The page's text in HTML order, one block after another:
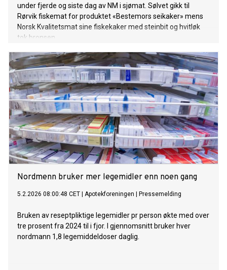
under fjerde og siste dag av NM i sjømat. Sølvet gikk til
Rørvik fiskemat for produktet «Bestemors seikaker» mens
Norsk Kvalitetsmat sine fiskekaker med steinbit og hvitløk
tok bronsen.
Nordmenn bruker mer legemidler enn noen gang
5.2.2026 08:00:48 CET Apotekforeningen Pressemelding
Bruken av reseptpliktige legemidler pr person økte med over
tre prosent fra 2024 til i fjor. I gjennomsnitt bruker hver
nordmann 1,8 legemiddeldoser daglig.